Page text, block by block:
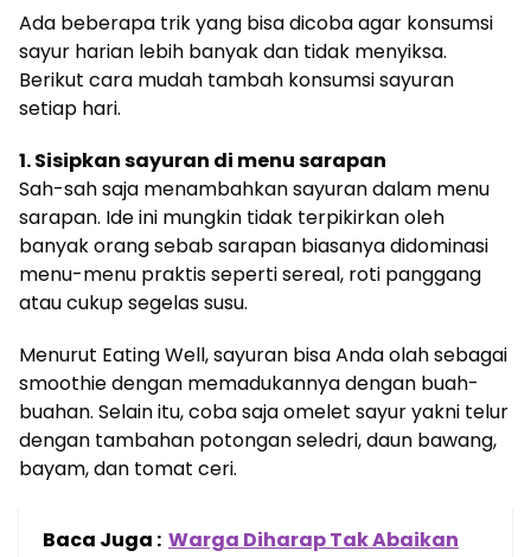
Ada beberapa trik yang bisa dicoba agar konsumsi
sayur harian lebih banyak dan tidak menyiksa.
Berikut cara mudah tambah konsumsi sayuran
setiap hari.
1. Sisipkan sayuran di menu sarapan
Sah-sah saja menambahkan sayuran dalam menu
sarapan. Ide ini mungkin tidak terpikirkan oleh
banyak orang sebab sarapan biasanya didominasi
menu-menu praktis seperti sereal, roti panggang
atau cukup segelas susu.
Menurut Eating Well, sayuran bisa Anda olah sebagai
smoothie dengan memadukannya dengan buah-
buahan. Selain itu, coba saja omelet sayur yakni telur
dengan tambahan potongan seledri, daun bawang,
bayam, dan tomat ceri.
Baca Juga : Warga Diharap Tak Abaikan